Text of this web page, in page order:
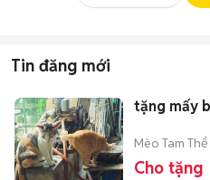
Tin đăng mới
tặng mấy
Mèo Tam Thể
Cho tặng